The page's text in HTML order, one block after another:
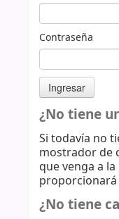
Contraseña
¿No tiene
Si todavía no
mostrador de
que venga a
proporcionará
¿No tiene